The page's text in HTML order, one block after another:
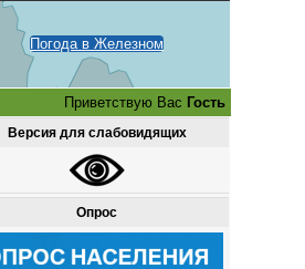
Погода в Железном
Приветствую Вас Гость
Версия для слабовидящих
Опрос